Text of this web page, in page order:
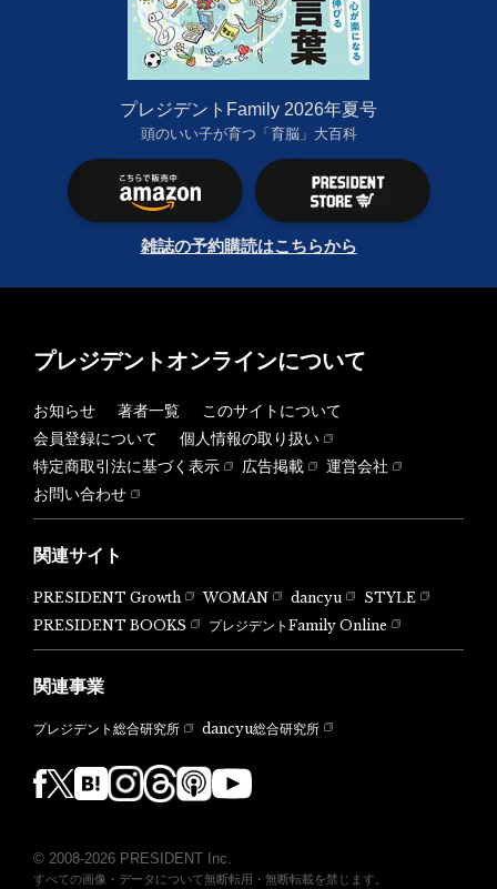
プレジデントFamily 2026年夏号
頭のいい子が育つ「育脳」大百科
雑誌の予約購読はこちらから
プレジデントオンラインについて
お知らせ 著者一覧
このサイトについて
会員登録について
個人情報の取り扱い
特定商取引法に基づく表示
広告掲載
運営会社
お問い合わせ
関連サイト
PRESIDENT Growth WOMAN dancyu
STYLE
PRESIDENT BOOKS
プレジデントFamily Online
関連事業
プレジデント総合研究所 dancyu総合研究所
© 2008-2026 PRESIDENT Inc.
すべての画像・データについて無断転用・無断転載を禁じます。